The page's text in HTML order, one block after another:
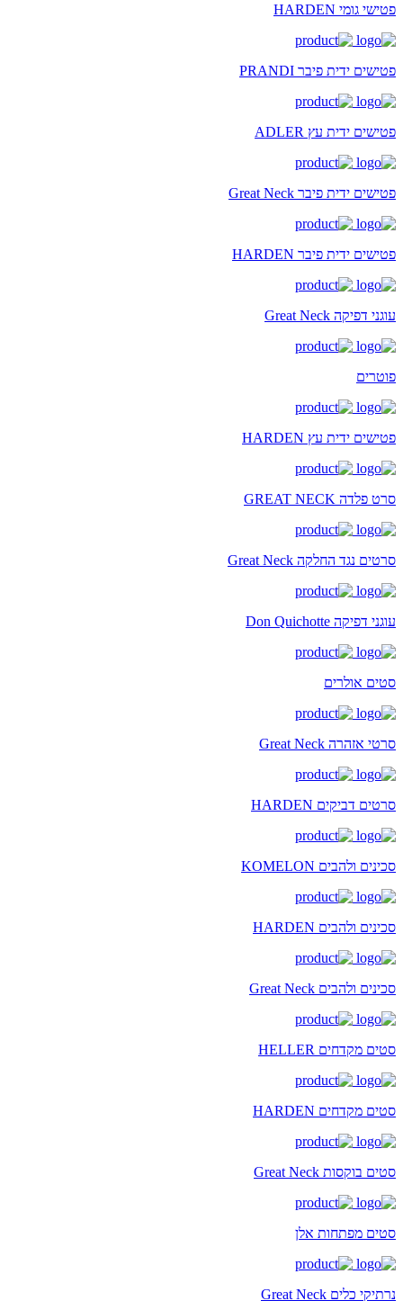
פטישי גומי HARDEN
פטישים ידית פיבר PRANDI
פטישים ידית עץ ADLER
פטישים ידית פיבר Great Neck
פטישים ידית פיבר HARDEN
עוגני דפיקה Great Neck
פוטרים
פטישים ידית עץ HARDEN
סרט פלדה GREAT NECK
סרטים נגד החלקה Great Neck
עוגני דפיקה Don Quichotte
סטים אולרים
סרטי אזהרה Great Neck
סרטים דביקים HARDEN
סכינים ולהבים KOMELON
סכינים ולהבים HARDEN
סכינים ולהבים Great Neck
סטים מקדחים HELLER
סטים מקדחים HARDEN
סטים בוקסות Great Neck
סטים מפתחות אלן
נרתיקי כלים Great Neck